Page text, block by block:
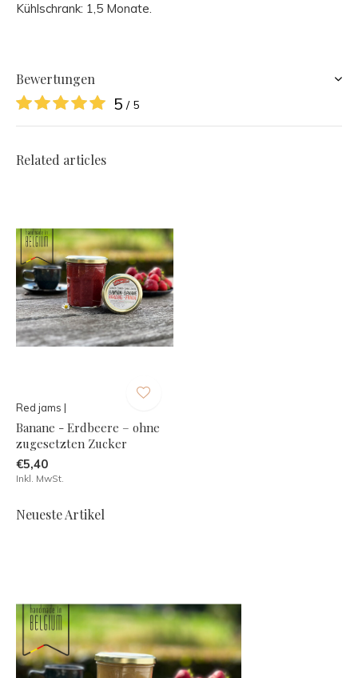
Kühlschrank: 1,5 Monate.
Bewertungen
5 / 5
Related articles
Red jams |
Banane - Erdbeere – ohne
zugesetzten Zucker
€5,40
Inkl. MwSt.
Neueste Artikel